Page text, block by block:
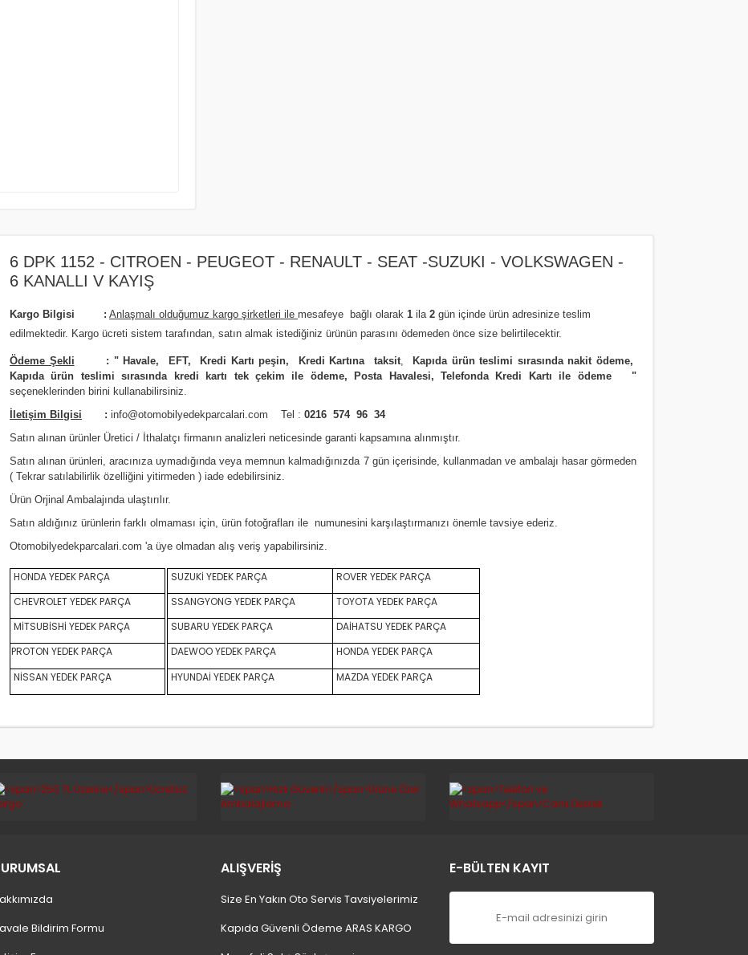
6 DPK 1152 - CITROEN - PEUGEOT - RENAULT - SEAT -SUZUKI - VOLKSWAGEN -
6 KANALLI V KAYIŞ
Kargo Bilgisi : Anlaşmalı olduğumuz kargo şirketleri ile mesafeye bağlı olarak 1 ila 2 gün içinde ürün adresinize teslim
edilmektedir. Kargo ücreti sistem tarafından, satın almak istediğiniz ürünün parasını ödemeden önce size belirtilecektir.
Ödeme Şekli : " Havale, EFT, Kredi Kartı peşin, Kredi Kartına taksit,
Kapıda ürün teslimi sırasında nakit ödeme,
Kapıda ürün teslimi sırasında kredi kartı tek çekim ile ödeme, Posta Havalesi, Telefonda Kredi Kartı ile ödeme
"
seçeneklerinden birini kullanabilirsiniz.
İletişim Bilgisi : info@otomobilyedekparcalari.com Tel : 0216 574 96 34
Satın alınan ürünler Üretici / İthalatçı firmanın analizleri neticesinde garanti kapsamına alınmıştır.
Satın alınan ürünleri, aracınıza uymadığında veya memnun kalmadığınızda 7 gün içerisinde, kullanmadan ve ambalajı hasar görmeden
( Tekrar satılabilirlik özelliğini yitirmeden ) iade edebilirsiniz.
Ürün Orjinal Ambalajında ulaştırılır.
Satın aldığınız ürünlerin farklı olmaması için, ürün fotoğrafları ile numunesini karşılaştırmanızı önemle tavsiye ederiz.
Otomobilyedekparcalari.com 'a üye olmadan alış veriş yapabilirsiniz.
HONDA YEDEK PARÇA SUZUKİ YEDEK PARÇA
ROVER YEDEK PARÇA
CHEVROLET YEDEK PARÇA
SSANGYONG YEDEK PARÇA
TOYOTA YEDEK PARÇA
MİTSUBİSHİ YEDEK PARÇA
SUBARU YEDEK PARÇA
DAİHATSU YEDEK PARÇA
PROTON YEDEK PARÇA
DAEWOO YEDEK PARÇA
HONDA YEDEK PARÇA
NİSSAN YEDEK PARÇA
HYUNDAİ YEDEK PARÇA MAZDA YEDEK PARÇA
Bildirim Formu
ALIŞVERİŞ
Size En Yakın Oto Servis Tavsiyelerimiz
Kapıda Güvenli Ödeme ARAS KARGO
E-BÜLTEN KAYIT